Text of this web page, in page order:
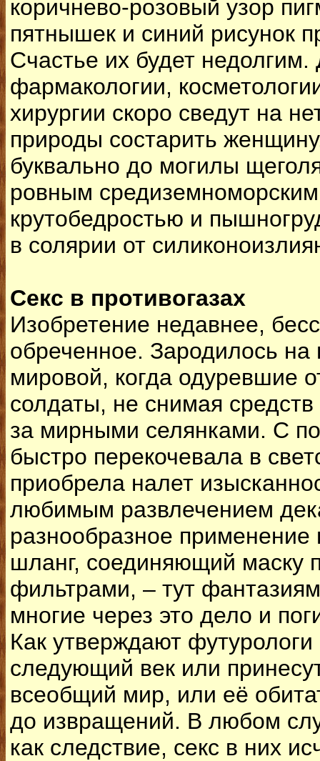
коричнево-розовый узор
пятнышек и синий рисунок
Счастье их будет
фармакологии,
хирургии скоро сведут на
природы состарить
буквально до могилы
ровным
крутобедростью и
в солярии от
Секс в противогазах
Изобретение недавнее,
обреченное. Зародилось на
мировой, когда одуревшие
солдаты, не снимая
за мирными селянками. С
быстро перекочевала в
приобрела налет
любимым развлечением
разнообразное применение
шланг, соединяющий маску
фильтрами, – тут
многие через это дело и
Как утверждают футурологи
следующий век или
всеобщий мир, или её
до извращений. В любом
как следствие, секс в них